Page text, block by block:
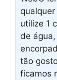
utilize 1
de
tão
ficamos